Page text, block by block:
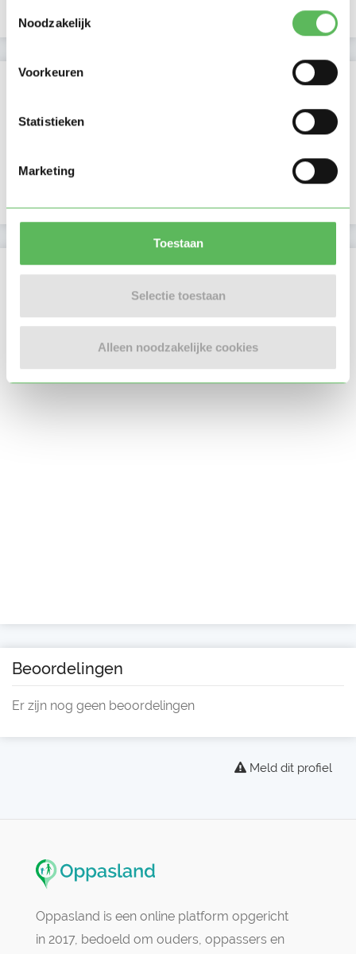
Noodzakelijk
Voorkeuren
Statistieken
Marketing
Toestaan
Selectie toestaan
Alleen noodzakelijke cookies
24-05-2026
Verificaties
E-mailadres is geverifieerd
Locatie oppasadres (Den Haag)
Beoordelingen
Er zijn nog geen beoordelingen
Meld dit profiel
Oppasland is een online platform opgericht
in 2017, bedoeld om ouders, oppassers en